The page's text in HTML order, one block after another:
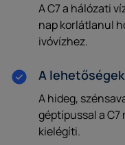
A C7 a hálózati
nap korlátlanul
ivóvízhez.
A
A hideg,
géptípussal a
kielégíti.